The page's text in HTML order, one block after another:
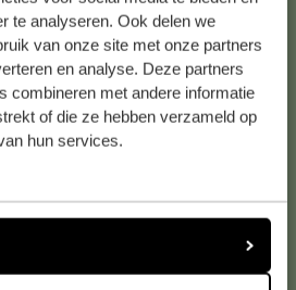
te analyseren. Ook delen we
van onze site met onze partners
en analyse. Deze partners
combineren met andere informatie
of die ze hebben verzameld op
hun services.
Tipps und Hilfe brauchen, wenden
Kundenservice. Oder lesen Sie hier
gestellte Fragen.